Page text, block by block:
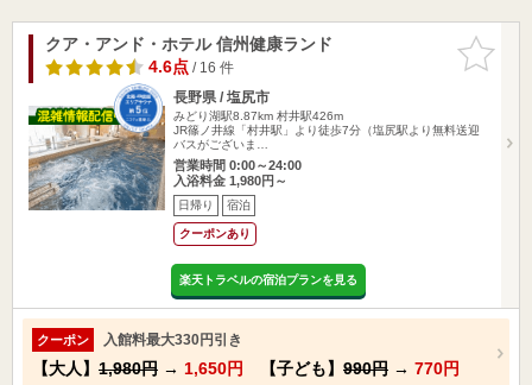
お気に入
りに追加
クア・アンド・ホテル 信州健康ランド
4.6点/ 16 件
長野県 / 塩尻市
みどり湖駅8.87km 村井駅426m
JR篠ノ井線「村井駅」より徒歩7分（塩尻駅より無料送迎
バスがございま…
営業時間 0:00～24:00
入浴料金 1,980円～
日帰り 宿泊
クーポンあり
楽天トラベルの宿泊プランを見る
クーポン 入館料最大330円引き
【大人】 1,980円 → 1,650円 【子ども】 990円 → 770円